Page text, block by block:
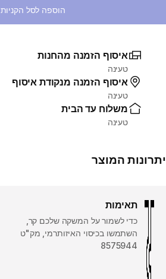
הוספה לסל הקניות
איסוף הזמנה מהחנות
טעינה
איסוף הזמנה מנקודת איסוף
טעינה
משלוח עד הבית
טעינה
יתרונות המוצר
תאימות
כדי לשמור על המשקה שלכם קר,
השתמשו בכיסוי האיזותרמי, מק"ט
8575944